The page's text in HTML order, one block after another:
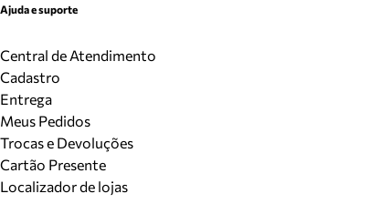
Ajuda e suporte
Central de Atendimento
Cadastro
Entrega
Meus Pedidos
Trocas e Devoluções
Cartão Presente
Localizador de lojas